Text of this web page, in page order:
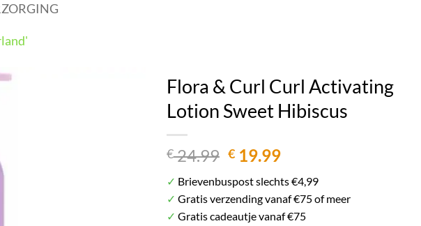
Het plaatje kan afwijken van het daadwerkelijke product.
Flora & Curl Curl Activating
Lotion Sweet Hibiscus
€24.99 Oorspronkelijke
was:
€ 24.99.
€ 19.99Huidige
is:
€ 19.99.
✓ Brievenbuspost slechts €4,99
✓ Gratis verzending vanaf €75 of meer
✓ Gratis cadeautje vanaf €75